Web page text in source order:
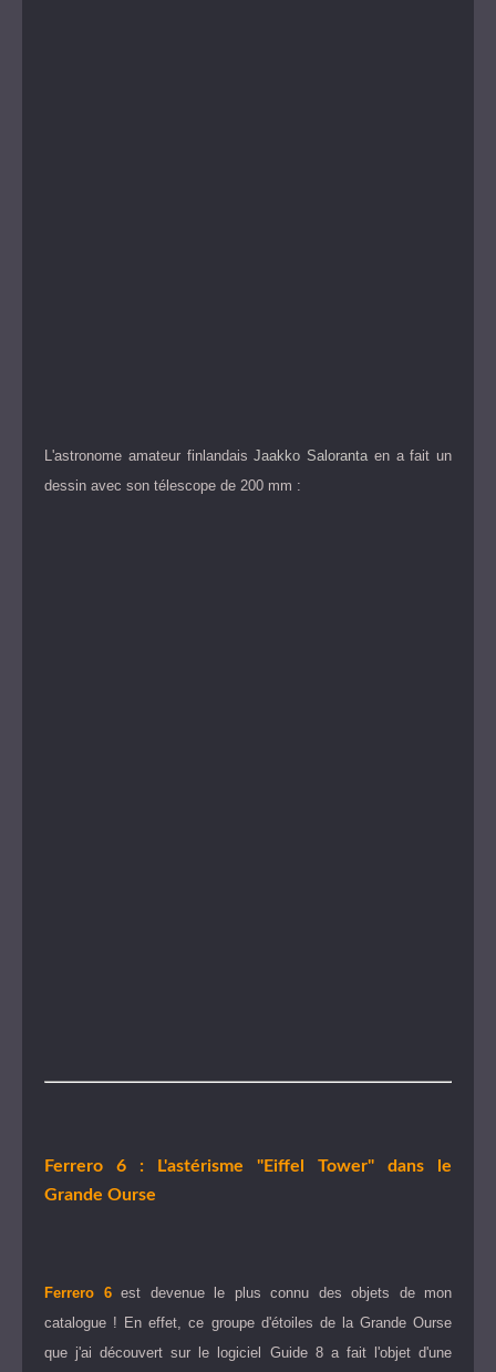
L'astronome amateur finlandaisJaakko Saloranta en a fait un
dessin avec son télescope de 200 mm :
Ferrero 6 : L'astérisme "Eiffel Tower" dans le
Grande Ourse
Ferrero 6 est devenue le plus connu des objets de mon
catalogue ! En effet, ce groupe d'étoiles de la Grande Ourse
que j'ai découvert sur le logiciel Guide 8 a fait l'objet d'une